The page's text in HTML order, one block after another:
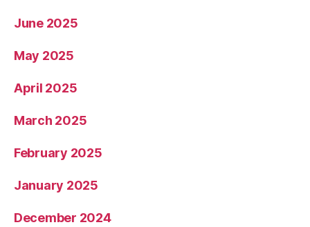
June 2025
May 2025
April 2025
March 2025
February 2025
January 2025
December 2024